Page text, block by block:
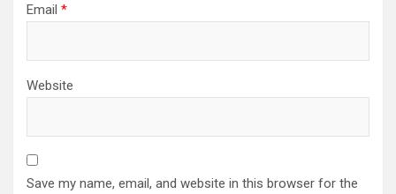
Email *
Website
Save my name, email, and website in this browser for the